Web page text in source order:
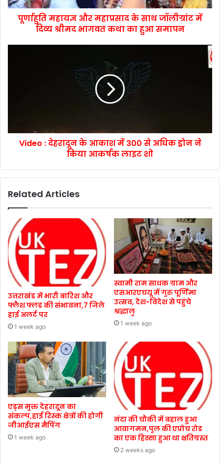
पूर्णाहुति महायज्ञ और महाप्रसाद के साथ जॉलीग्रांट में
दिव्य श्रीमद भागवत कथा का हुआ समापन
Video : देहरादून के आकाश में 300 से अधिक ड्रोन ने
किया आकर्षक लाइट शो
Related Articles
उत्तराखंड में भारी बारिश और
फ्लैश फ्लड की संभावना,7 जिले
हाई अलर्ट पर
1 week ago
स्वामी राम साधक ग्राम और
एसआरएचयू में गुरु पूर्णिमा
उत्सव, देश-विदेश से पहुंचे
श्रद्धालु
1 week ago
एड्स मुक्त देहरादून का
संकल्प,हाई रिस्क क्षेत्रों की होगी
जीआईएस मैपिंग
1 week ago
नंदा की चौकी में बहाल हुआ
आवागमन,पुल की एप्रोच रोड
का एक हिस्सा हुआ था क्षतिग्रस्त
2 weeks ago